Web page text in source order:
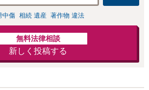
中傷 相続 遺産 著作物 違法
無料法律相談
新しく投稿する